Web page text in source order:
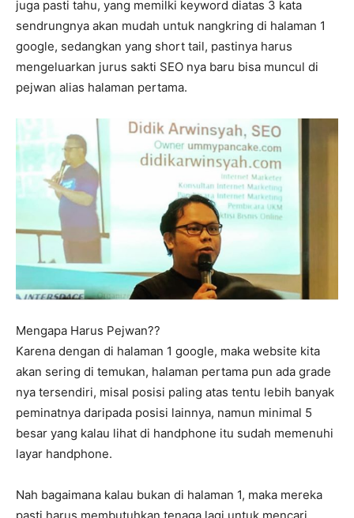
juga pasti tahu, yang memilki keyword diatas 3 kata
sendrungnya akan mudah untuk nangkring di halaman 1
google, sedangkan yang short tail, pastinya harus
mengeluarkan jurus sakti SEO nya baru bisa muncul di
pejwan alias halaman pertama.
Mengapa Harus Pejwan??
Karena dengan di halaman 1 google, maka website kita
akan sering di temukan, halaman pertama pun ada grade
nya tersendiri, misal posisi paling atas tentu lebih banyak
peminatnya daripada posisi lainnya, namun minimal 5
besar yang kalau lihat di handphone itu sudah memenuhi
layar handphone.
Nah bagaimana kalau bukan di halaman 1, maka mereka